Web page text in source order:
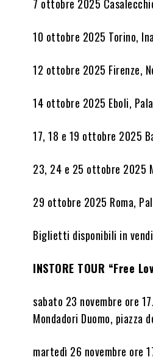
7 ottobre 2025
10 ottobre 2025 Torino,
12 ottobre 2025 Firenze,
14 ottobre 2025 Eboli,
17, 18 e 19 ottobre 2025
23, 24 e 25 ottobre 2025
29 ottobre 2025 Roma,
Biglietti disponibili in
INSTORE TOUR “Free
sabato 23 novembre ore
Mondadori Duomo, piazza
martedì 26 novembre ore